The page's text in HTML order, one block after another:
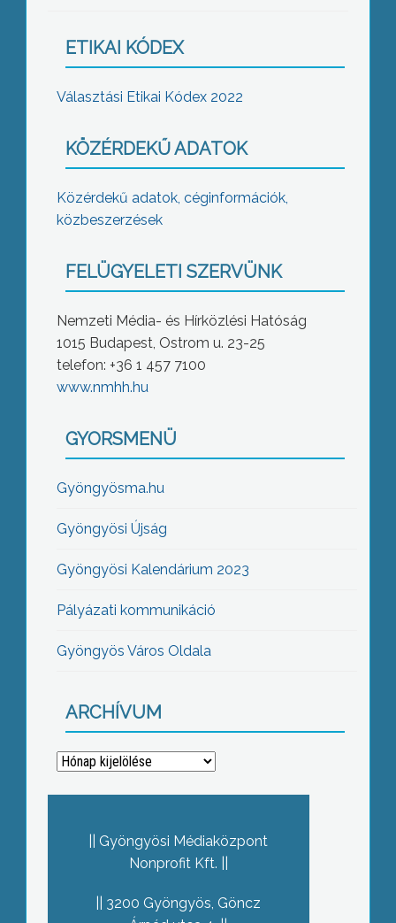
ETIKAI KÓDEX
Választási Etikai Kódex 2022
KÖZÉRDEKŰ ADATOK
Közérdekű adatok, céginformációk,
közbeszerzések
FELÜGYELETI SZERVÜNK
Nemzeti Média- és Hírközlési Hatóság
1015 Budapest, Ostrom u. 23-25
telefon: +36 1 457 7100
www.nmhh.hu
GYORSMENÜ
Gyöngyösma.hu
Gyöngyösi Újság
Gyöngyösi Kalendárium 2023
Pályázati kommunikáció
Gyöngyös Város Oldala
ARCHÍVUM
Archívum
Gyöngyösi Médiaközpont
Nonprofit Kft.
3200 Gyöngyös, Göncz